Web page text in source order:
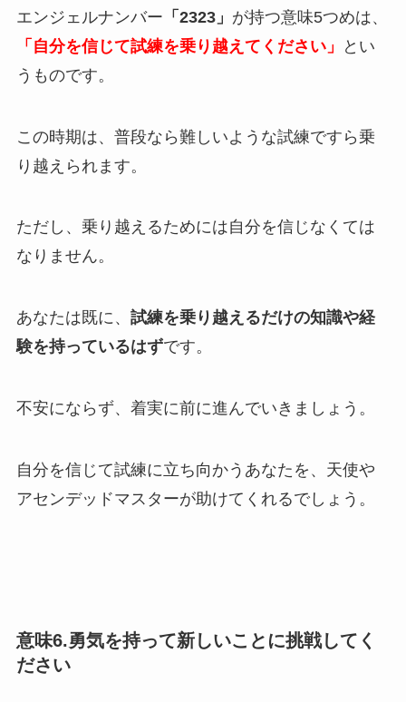
エンジェルナンバー 「2323」 が持つ意味5つめは、
「自分を信じて試練を乗り越えてください」
とい
うものです。
この時期は、普段なら難しいような試練ですら乗
り越えられます。
ただし、乗り越えるためには自分を信じなくては
なりません。
あなたは既に、 試練を乗り越えるだけの知識や経
験を持っているはずです。
不安にならず、着実に前に進んでいきましょう。
自分を信じて試練に立ち向かうあなたを、天使や
アセンデッドマスターが助けてくれるでしょう。
意味6.勇気を持って新しいことに挑戦してく
ださい